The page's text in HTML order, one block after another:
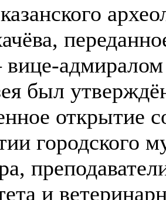
был
открытие
городского
и